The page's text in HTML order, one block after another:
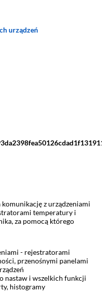
urządzeń
z urządzeniami
temperatury i
za pomocą którego
- rejestratorami
przenośnymi panelami
nastaw i wszelkich funkcji
histogramy